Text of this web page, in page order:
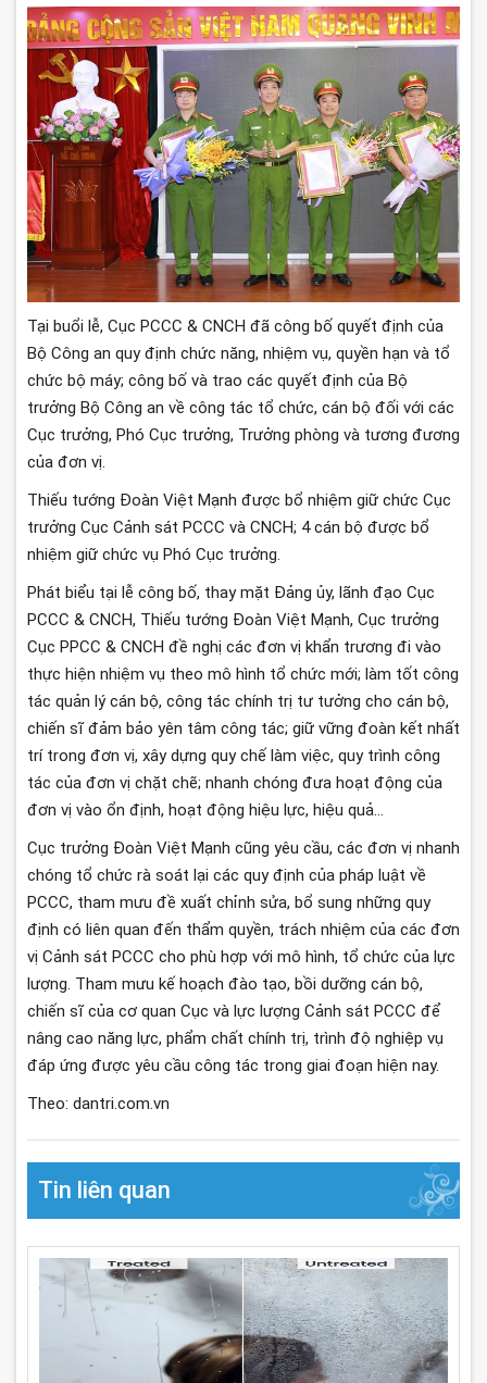
Tại buổi lễ, Cục PCCC & CNCH đã công bố quyết định của
Bộ Công an quy định chức năng, nhiệm vụ, quyền hạn và tổ
chức bộ máy; công bố và trao các quyết định của Bộ
trưởng Bộ Công an về công tác tổ chức, cán bộ đối với các
Cục trưởng, Phó Cục trưởng, Trưởng phòng và tương đương
của đơn vị.
Thiếu tướng Đoàn Việt Mạnh được bổ nhiệm giữ chức Cục
trưởng Cục Cảnh sát PCCC và CNCH; 4 cán bộ được bổ
nhiệm giữ chức vụ Phó Cục trưởng.
Phát biểu tại lễ công bố, thay mặt Đảng ủy, lãnh đạo Cục
PCCC & CNCH, Thiếu tướng Đoàn Việt Mạnh, Cục trưởng
Cục PPCC & CNCH đề nghị các đơn vị khẩn trương đi vào
thực hiện nhiệm vụ theo mô hình tổ chức mới; làm tốt công
tác quản lý cán bộ, công tác chính trị tư tưởng cho cán bộ,
chiến sĩ đảm bảo yên tâm công tác; giữ vững đoàn kết nhất
trí trong đơn vị, xây dựng quy chế làm việc, quy trình công
tác của đơn vị chặt chẽ; nhanh chóng đưa hoạt động của
đơn vị vào ổn định, hoạt động hiệu lực, hiệu quả…
Cục trưởng Đoàn Việt Mạnh cũng yêu cầu, các đơn vị nhanh
chóng tổ chức rà soát lại các quy định của pháp luật về
PCCC, tham mưu đề xuất chỉnh sửa, bổ sung những quy
định có liên quan đến thẩm quyền, trách nhiệm của các đơn
vị Cảnh sát PCCC cho phù hợp với mô hình, tổ chức của lực
lượng. Tham mưu kế hoạch đào tạo, bồi dưỡng cán bộ,
chiến sĩ của cơ quan Cục và lực lượng Cảnh sát PCCC để
nâng cao năng lực, phẩm chất chính trị, trình độ nghiệp vụ
đáp ứng được yêu cầu công tác trong giai đoạn hiện nay.
Theo: dantri.com.vn
Tin liên quan